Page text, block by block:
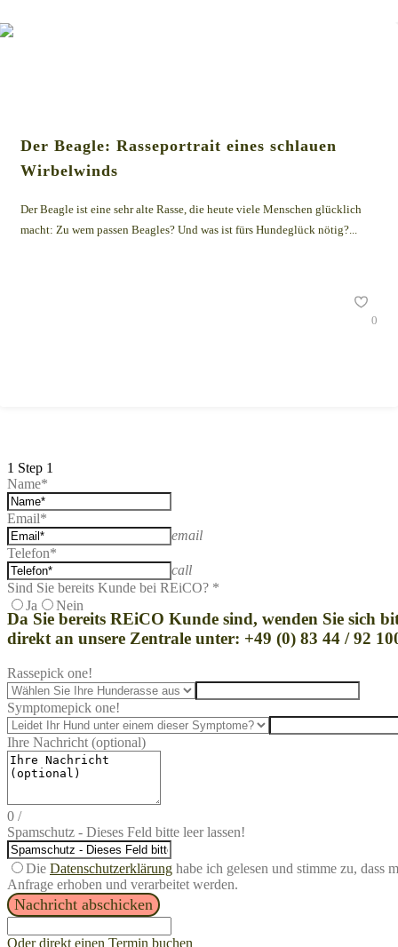
Der Beagle: Rasseportrait eines schlauen
Wirbelwinds
Der Beagle ist eine sehr alte Rasse, die heute viele Menschen glücklich
macht: Zu wem passen Beagles? Und was ist fürs Hundeglück nötig?...
0
1 Step 1
Name*
Email*
email
Telefon*
call
Sind Sie bereits Kunde bei REiCO? *
Ja
Nein
Da Sie bereits REiCO Kunde sind, wenden Sie sich
direkt an unsere Zentrale unter: +49 (0) 83 44 / 92
Rassepick one!
Symptomepick one!
Ihre Nachricht (optional)
0 /
Spamschutz - Dieses Feld bitte leer lassen!
Die Datenschutzerklärung habe ich gelesen und stimme zu, dass
Anfrage erhoben und verarbeitet werden.
Nachricht abschicken
Oder direkt einen Termin buchen